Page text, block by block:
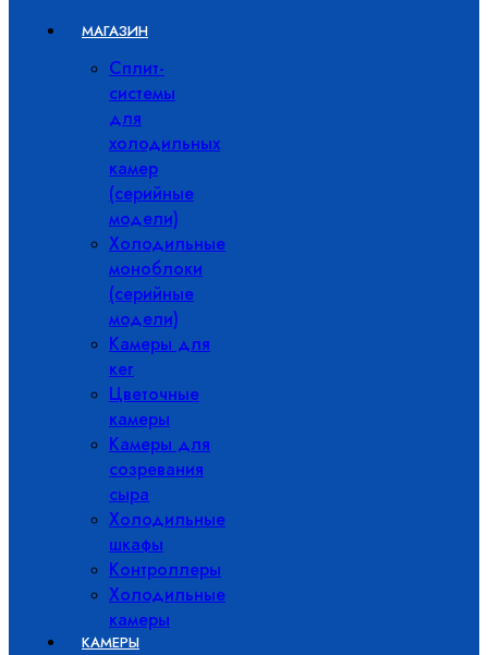
МАГАЗИН
Сплит-
системы
для
холодильных
камер
(серийные
модели)
Холодильные
моноблоки
(серийные
модели)
Камеры для
кег
Цветочные
камеры
Камеры для
созревания
сыра
Холодильные
шкафы
Контроллеры
Холодильные
камеры
КАМЕРЫ